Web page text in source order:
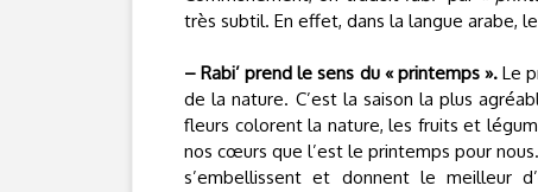
très subtil. En effet, dans la langue arabe,
– Rabi’ prend le sens du « printemps ».Le
de la nature. C’est la saison la plus
fleurs colorent la nature, les fruits et
nos cœurs que l’est le printemps pour
s’embellissent et donnent le meilleur